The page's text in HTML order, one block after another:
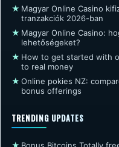
★ Magyar Online Casino
tranzakciók 2026-ban
★ Magyar Online Casino:
lehetőségeket?
★ How to get started with
to real money
★ Online pokies NZ:
bonus offerings
TRENDING UPDATES